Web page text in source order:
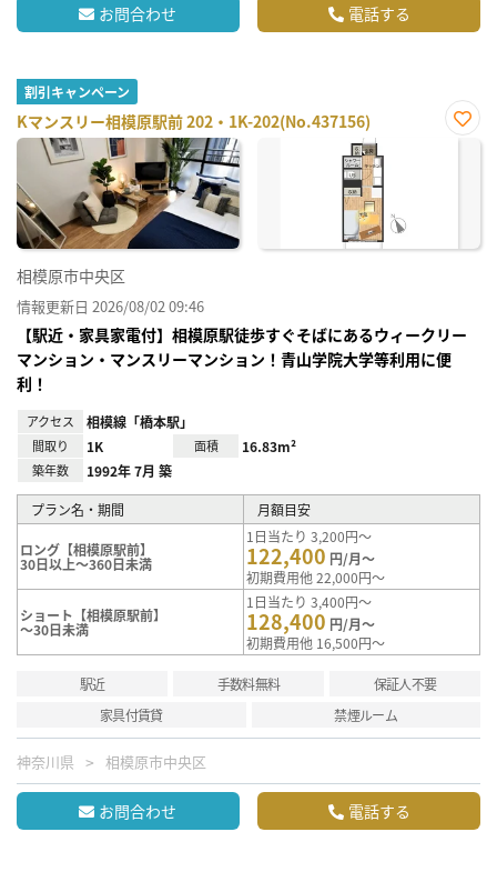
お問合わせ 電話する
割引キャンペーン
Kマンスリー相模原駅前 202・1K-202(No.437156)
お気
相模原市中央区
情報更新日 2026/08/02 09:46
【駅近・家具家電付】相模原駅徒歩すぐそばにあるウィークリー
マンション・マンスリーマンション！青山学院大学等利用に便
利！
アクセス 相模線「橋本駅」
間取り 1K 面積 16.83m²
築年数 1992年 7月 築
プラン名・期間 月額目安
ロング【相模原駅前】
30日以上～360日未満
1日当たり 3,200円～
122,400 円/月～
初期費用他 22,000円～
ショート【相模原駅前】
～30日未満
1日当たり 3,400円～
128,400 円/月～
初期費用他 16,500円～
駅近 手数料無料
保証人不要
家具付賃貸
禁煙ルーム
神奈川県 相模原市中央区
お問合わせ 電話する